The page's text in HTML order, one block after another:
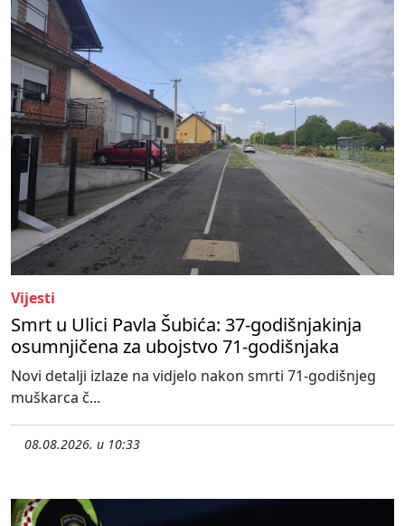
Vijesti
Smrt u Ulici Pavla Šubića: 37-godišnjakinja
osumnjičena za ubojstvo 71-godišnjaka
Novi detalji izlaze na vidjelo nakon smrti 71-godišnjeg
muškarca č...
08.08.2026. u 10:33